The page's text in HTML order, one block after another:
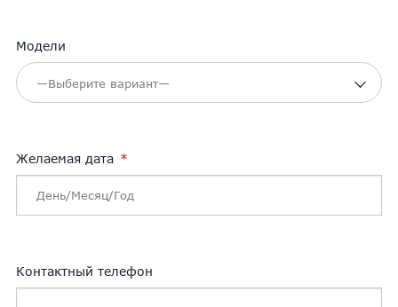
Модели
Желаемая дата
Контактный телефон